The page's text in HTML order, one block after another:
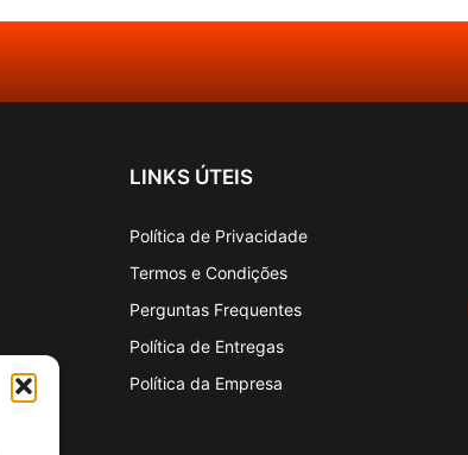
LINKS ÚTEIS
Política de Privacidade
Termos e Condições
Perguntas Frequentes
Política de Entregas
Política da Empresa